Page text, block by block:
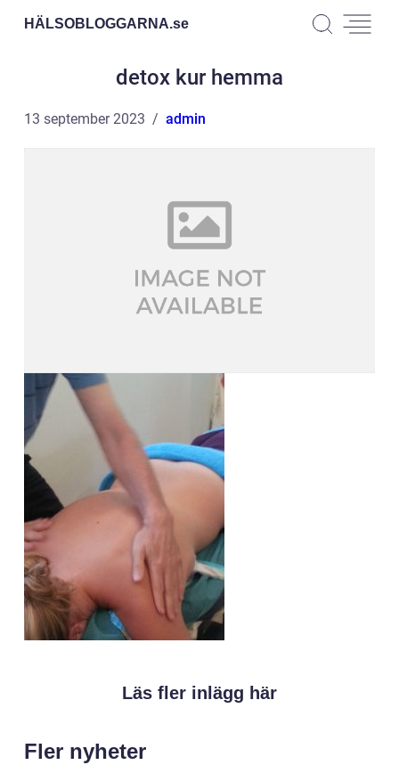
HÄLSOBLOGGARNA.se
detox kur hemma
13 september 2023 admin
Läs fler inlägg här
Fler nyheter